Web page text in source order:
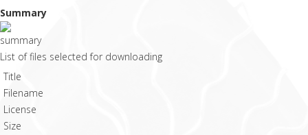
Summary
List of files selected for downloading
Title
Filename
License
Size